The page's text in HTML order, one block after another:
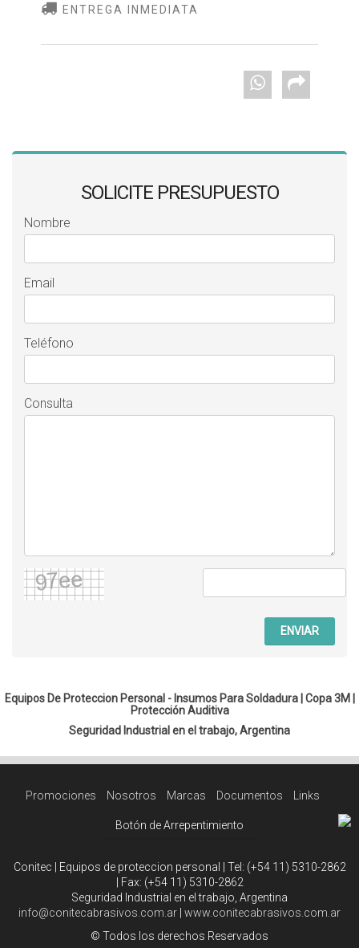
ENTREGA INMEDIATA
SOLICITE PRESUPUESTO
Nombre
Email
Teléfono
Consulta
ENVIAR
Equipos De Proteccion Personal - Insumos Para Soldadura | Copa 3M
Protección Auditiva
Seguridad Industrial en el trabajo, Argentina
Promociones Nosotros Marcas Documentos Links
Botón de Arrepentimiento
Conitec | Equipos de proteccion personal | Tel: (+54 11) 5310-2862
| Fax: (+54 11) 5310-2862
Seguridad Industrial en el trabajo, Argentina
info@conitecabrasivos.com.ar www.conitecabrasivos.com.ar
© Todos los derechos Reservados